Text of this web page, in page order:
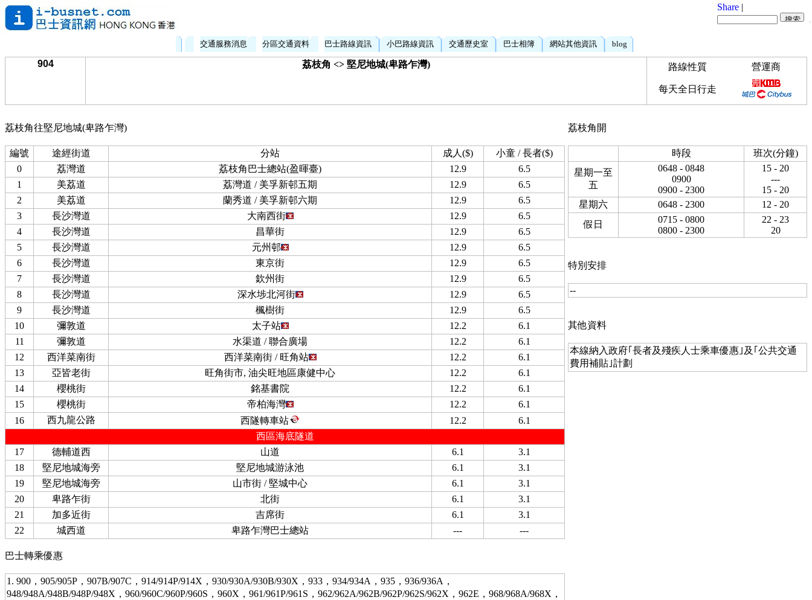
Share |
交通服務消息 分區交通資料 巴士路線資訊 小巴路線資訊 交通歷史室 巴士相簿 網站其他資訊 blog
904 荔枝角 <> 堅尼地城(卑路乍灣) 路線性質 營運商
每天全日行走
荔枝角往堅尼地城(卑路乍灣)
編號 途經街道 分站 成人($)
小童 / 長者($)
0
荔灣道 荔枝角巴士總站(盈暉臺) 12.9
6.5
1
美荔道 荔灣道 / 美孚新邨五期 12.9
6.5
2
美荔道 蘭秀道 / 美孚新邨六期 12.9
6.5
3
長沙灣道 大南西街 12.9
6.5
4
長沙灣道 昌華街 12.9
6.5
5
長沙灣道 元州邨 12.9
6.5
6
長沙灣道 東京街 12.9
6.5
7
長沙灣道 欽州街 12.9
6.5
8
長沙灣道 深水埗北河街 12.9
6.5
9
長沙灣道 楓樹街 12.9
6.5
10
彌敦道 太子站 12.2
6.1
11
彌敦道 水渠道 / 聯合廣場 12.2
6.1
12
西洋菜南街 西洋菜南街 / 旺角站 12.2
6.1
13
亞皆老街 旺角街市, 油尖旺地區康健中心 12.2
6.1
14
櫻桃街 銘基書院 12.2
6.1
15
櫻桃街 帝柏海灣 12.2
6.1
16
西九龍公路 西隧轉車站 12.2
6.1
西區海底隧道
17
德輔道西 山道 6.1
3.1
18
堅尼地城海旁 堅尼地城游泳池 6.1
3.1
19
堅尼地城海旁 山市街 / 堅城中心 6.1
3.1
20
卑路乍街 北街 6.1
3.1
21
加多近街 吉席街 6.1
3.1
22
城西道 卑路乍灣巴士總站 --- ---
巴士轉乘優惠
1. 900，905/905P，907B/907C，914/914P/914X，930/930A/930B/930X，933，934/934A，935，936/936A，
948/948A/948B/948P/948X，960/960C/960P/960S，960X，961/961P/961S，962/962A/962B/962P/962S/962X，962E，968/968A/968X，
荔枝角開
時段
班次(分鐘)
星期一至
五
0648 - 0848
0900
0900 - 2300
15 - 20
---
15 - 20
星期六
0648 - 2300
12 - 20
假日
0715 - 0800
0800 - 2300
22 - 23
20
特別安排
--
其他資料
本線納入政府｢長者及殘疾人士乘車優惠｣及｢公共交通
費用補貼｣計劃